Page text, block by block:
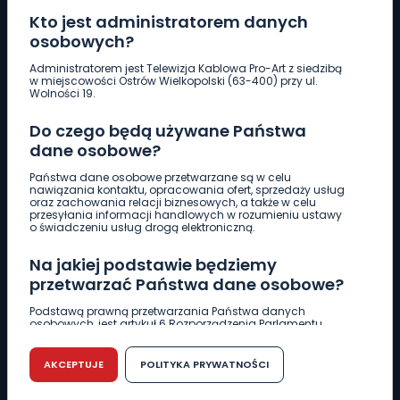
Kto jest administratorem danych
osobowych?
Administratorem jest Telewizja Kablowa Pro-Art z siedzibą
w miejscowości Ostrów Wielkopolski (63-400) przy ul.
Wolności 19.
Do czego będą używane Państwa
dane osobowe?
Państwa dane osobowe przetwarzane są w celu
nawiązania kontaktu, opracowania ofert, sprzedaży usług
oraz zachowania relacji biznesowych, a także w celu
przesyłania informacji handlowych w rozumieniu ustawy
o świadczeniu usług drogą elektroniczną.
Na jakiej podstawie będziemy
przetwarzać Państwa dane osobowe?
Podstawą prawną przetwarzania Państwa danych
osobowych, jest artykuł 6 Rozporządzenia Parlamentu
r. w sprawie ochrony osób fizycznych w związku z
przetwarzaniem danych osobowych w sprawie
swobodnego przepływu takich danych oraz uchylenia
dyrektywy 95/46/WE (RODO).
AKCEPTUJE POLITYKA PRYWATNOŚCI
Pobierz logotyp
661 997 997
REDAKCJA
62 735 22 22redakcja@wlkp24.info
DZIAŁ REKLAMY
62 735 01 85 reklama@wlkp24.info
WIADOMOŚCI
CIEKAWOSTKI